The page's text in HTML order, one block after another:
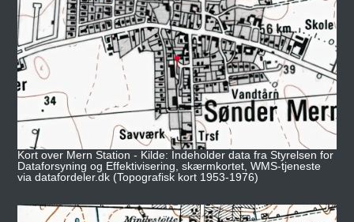
Kort over Mern Station - Kilde: Indeholder data fra Styrelsen for
Dataforsyning og Effektivisering, skærmkortet, WMS-tjeneste
via datafordeler.dk (Topografisk kort 1953-1976)